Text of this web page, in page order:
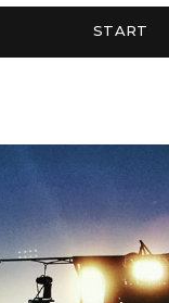
START